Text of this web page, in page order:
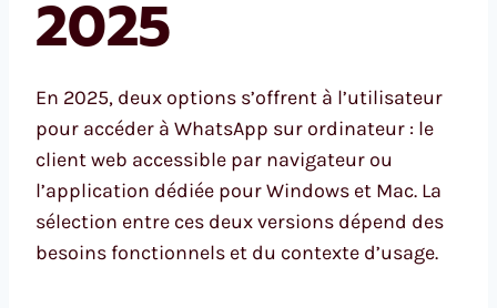
2025
En 2025, deux options s’offrent à l’utilisateur
pour accéder à WhatsApp sur ordinateur : le
client web accessible par navigateur ou
l’application dédiée pour Windows et Mac. La
sélection entre ces deux versions dépend des
besoins fonctionnels et du contexte d’usage.